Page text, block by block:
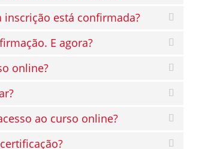
inscrição está confirmada?
E agora?
online?
ao curso online?